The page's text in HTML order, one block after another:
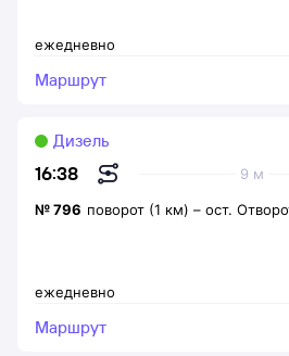
ежедневно
Маршрут
16:38 9 м
Дизель
ежедневно
№796 поворот (1 км) – ост.
Маршрут